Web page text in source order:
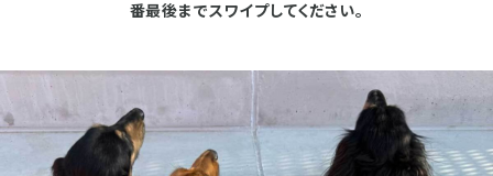
番最後までスワイプしてください。